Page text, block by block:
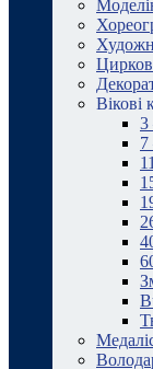
Вікові
3
7